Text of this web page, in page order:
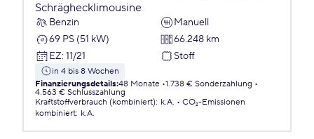
Schräghecklimousine
Benzin
Manuell
69 PS (51 kW)
66.248 km
EZ: 11/21 Stoff
in 4 bis 8 Wochen
Finanzierungsdetails:48 Monate 1.738 € Sonderzahlung
4.563 € Schlusszahlung
Kraftstoffverbrauch (kombiniert): k.A.
CO₂-Emissionen
kombiniert: k.A.